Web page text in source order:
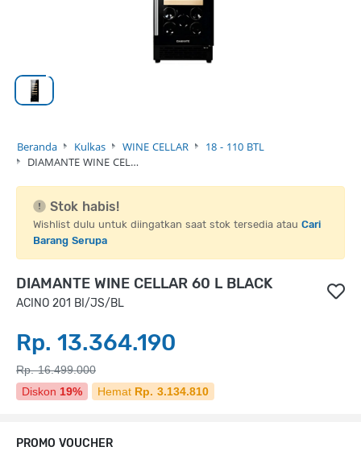
Beranda Kulkas WINE CELLAR
18 - 110 BTL
DIAMANTE WINE CEL…
Stok habis!
Wishlist dulu untuk diingatkan saat stok tersedia atau Cari
Barang Serupa
DIAMANTE WINE CELLAR 60 L BLACK
ACINO 201 BI/JS/BL
Rp. 13.364.190
Rp. 16.499.000
Diskon 19% Hemat Rp. 3.134.810
PROMO VOUCHER